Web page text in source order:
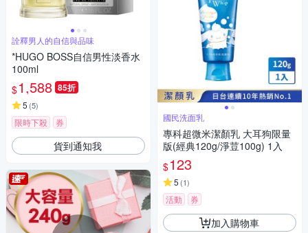
詮釋男人的自信與品味
*HUGO BOSS自信男性淡香水
100ml
$1,588 85折
5 (5)
限時下殺 券
貨到通知我
國民洗面乳
專科超微米潔顏乳 大耳狗限量
版(經典120g/淨荳100g) 1入
$123
5 (1)
活動 券
加入購物車